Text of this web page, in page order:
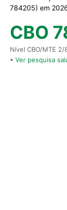
784205) em
CBO
Nível CBO/MTE
• Ver pesquisa